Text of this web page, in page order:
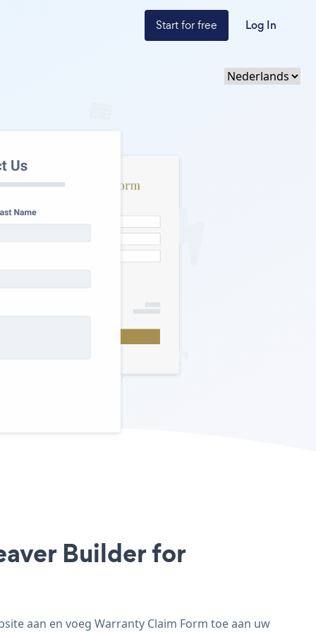
Start for free Log In
Builder for
aan en voeg Warranty Claim Form toe aan uw